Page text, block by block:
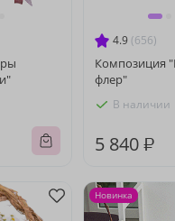
4.9 (656)
Композиция
флер"
В наличии
5 840 ₽
Новинка